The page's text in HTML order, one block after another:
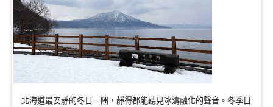
北海道最安靜的冬日一隅，靜得都能聽見冰濤融化的聲音。冬季日